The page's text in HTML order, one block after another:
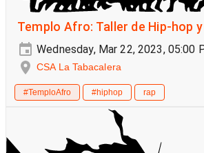
Templo Afro: Taller de Hip-hop y
Wednesday, Mar 22, 2023, 05:00
CSA La Tabacalera
#TemploAfro #hiphop rap